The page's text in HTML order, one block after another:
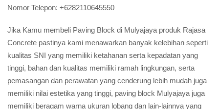
Nomor Telepon: +6282110645550
Jika Kamu membeli Paving Block di Mulyajaya produk Rajasa
Concrete pastinya kami menawarkan banyak kelebihan seperti
kualitas SNI yang memiliki ketahanan serta kepadatan yang
tinggi, bahan dan kualitas memiliki ramah lingkungan, serta
pemasangan dan perawatan yang cenderung lebih mudah juga
memiliki nilai estetika yang tinggi, paving block Mulyajaya juga
memiliki beragam warna ukuran lobang dan lain-lainnya yang